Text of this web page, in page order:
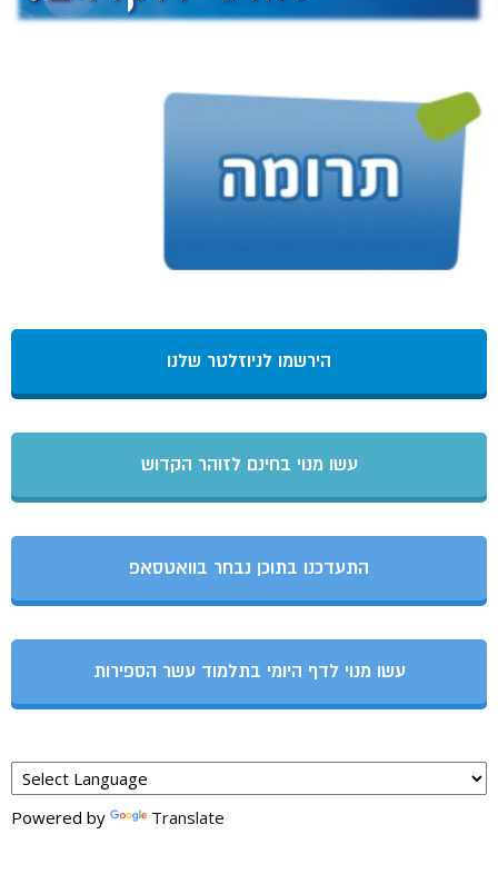
הירשמו לניוזלטר שלנו
עשו מנוי בחינם לזוהר הקדוש
התעדכנו בתוכן נבחר בוואטסאפ
עשו מנוי לדף היומי בתלמוד עשר הספירות
Powered by Translate